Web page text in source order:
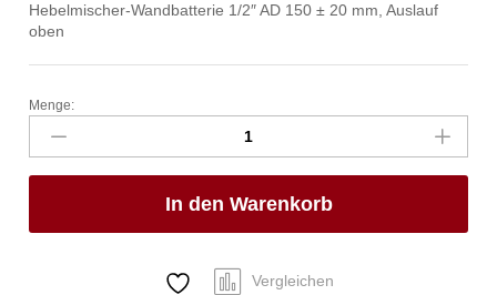
Hebelmischer-Wandbatterie 1/2″ AD 150 ± 20 mm, Auslauf
oben
master
Wandbatterie
1/2"
Anzahl
Menge:
In den Warenkorb
Vergleichen